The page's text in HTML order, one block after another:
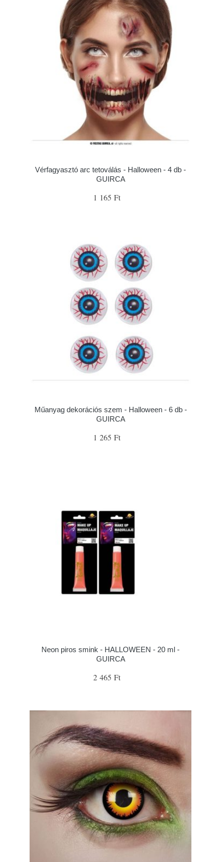
Vérfagyasztó arc tetoválás - Halloween - 4 db -
GUIRCA
1 165 Ft
Műanyag dekorációs szem - Halloween - 6 db -
GUIRCA
1 265 Ft
Neon piros smink - HALLOWEEN - 20 ml -
GUIRCA
2 465 Ft